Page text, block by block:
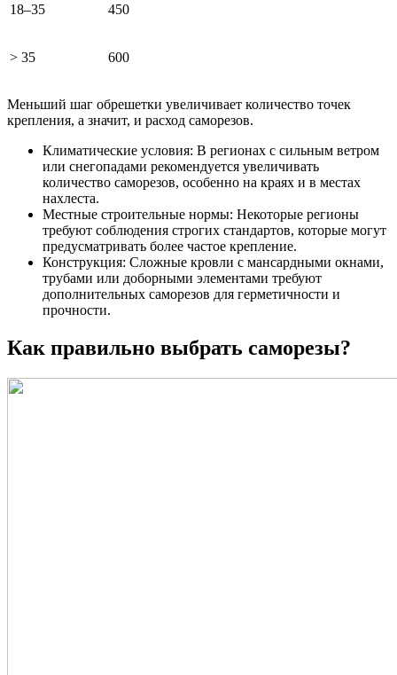
18–35 450
> 35 600
Меньший шаг обрешетки увеличивает количество точек
крепления, а значит, и расход саморезов.
Климатические условия: В регионах с сильным ветром
или снегопадами рекомендуется увеличивать
количество саморезов, особенно на краях и в местах
нахлеста.
Местные строительные нормы: Некоторые регионы
требуют соблюдения строгих стандартов, которые могут
предусматривать более частое крепление.
Конструкция: Сложные кровли с мансардными окнами,
трубами или доборными элементами требуют
дополнительных саморезов для герметичности и
прочности.
Как правильно выбрать саморезы?